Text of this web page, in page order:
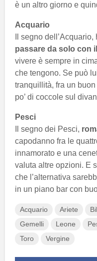
è un altro giorno e
Acquario
Il segno
passare da solo con
vivere è sempre in
che tengono. Se può
tranquillità, fra un
po’ di coccole sul
Pesci
Il segno dei Pesci,
capodanno fra le
innamorato e una
valuta altre opzioni. E
che l’alternativa
in un piano bar con
Acquario Ariete
Gemelli
Leone
Toro
Vergine